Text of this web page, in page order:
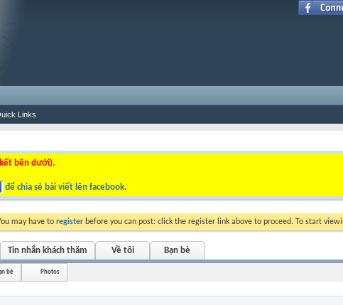
Links
bên dưới).
để chia sẻ bài viết lên facebook.
may have to register before you can post: click the register link above to proceed. To start
Tin nhắn khách thăm Về tôi Bạn bè
bè Photos